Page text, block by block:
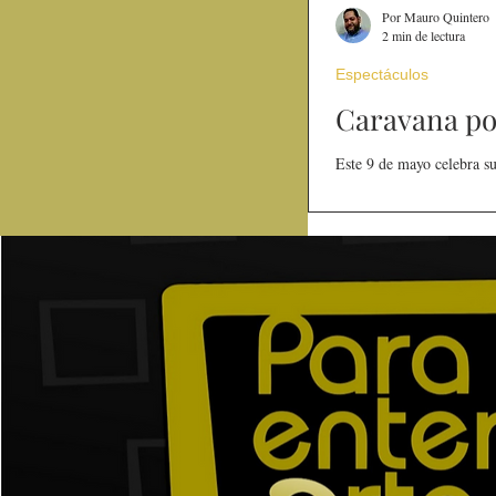
Caravana
Este 9 de mayo celebra
Espectáculos
Por Mauro Quintero
2 min de lectura